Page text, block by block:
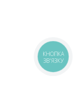
КНОПКА
ЗВ'ЯЗКУ